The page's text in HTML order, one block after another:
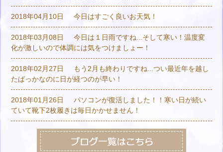
2018年04月10日 今日はすごく良いお天気！
2018年03月08日
今日は１日雨ですね...そして寒い！温度変
化が激しいので体調には気をつけましょー！
2018年02月27日
もう2月も終わりですね...つい最近年を越し
たばっかなのに日が経つのが早い！
2018年01月26日
パソコンが復活しました！！寒い日が続い
ていて靴下2枚履きは毎日かかせません！